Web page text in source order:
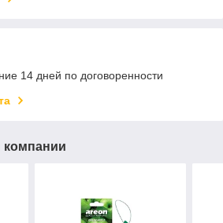
14 дней по договоренности